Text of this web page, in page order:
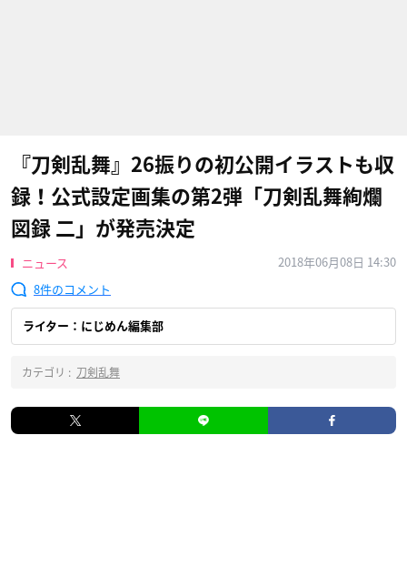
『刀剣乱舞』26振りの初公開イラストも収
録！公式設定画集の第2弾「刀剣乱舞絢爛
図録 二」が発売決定
ニュース
2018年06月08日 14:30
8
ライター：にじめん編集部
カテゴリ : 刀剣乱舞